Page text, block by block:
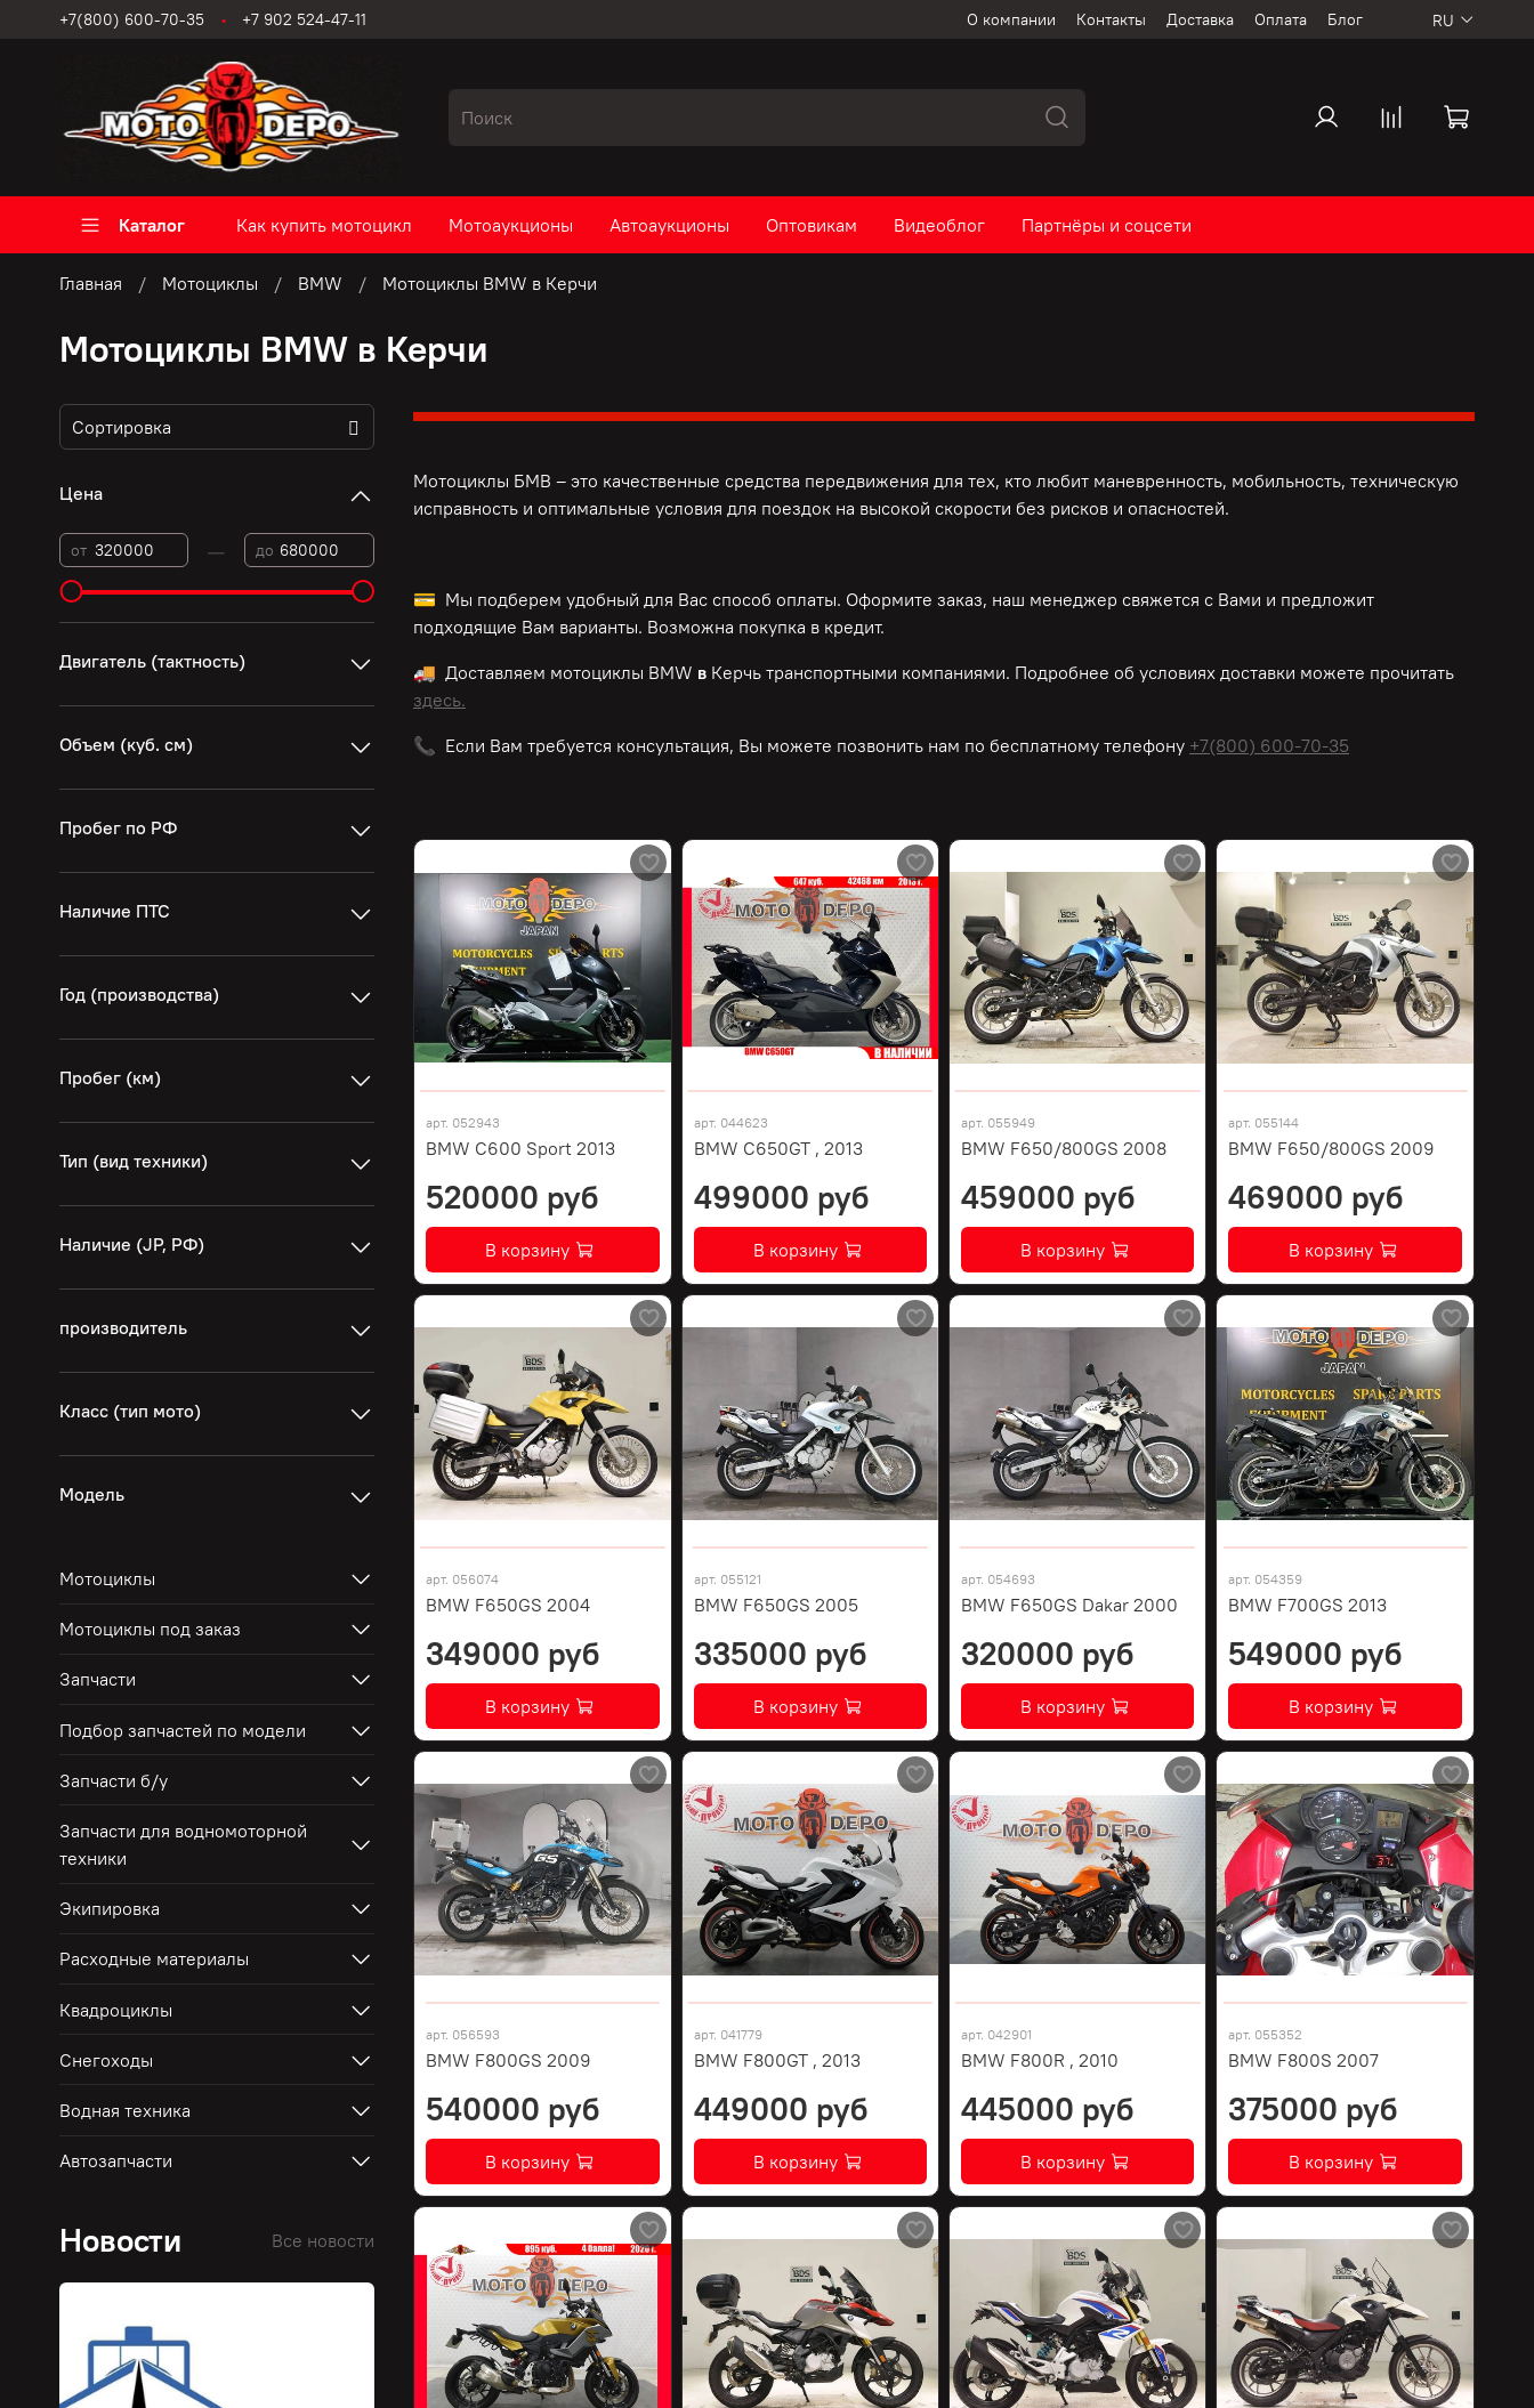
О компании Контакты Доставка Оплата Блог
+7(800) 600-70-35 +7 902 524-47-11 RU
Каталог Как купить мотоцикл Мотоаукционы Автоаукционы Оптовикам Видеоблог Партнёры и соцсети
Главная Мотоциклы BMW Мотоциклы BMW в Керчи
Мотоциклы BMW в Керчи
Мотоциклы БМВ – это качественные средства передвижения для тех, кто любит маневренность, мобильность, техническую
исправность и оптимальные условия для поездок на высокой скорости без рисков и опасностей.
💳 Мы подберем удобный для Вас способ оплаты. Оформите заказ, наш менеджер свяжется с Вами и предложит
подходящие Вам варианты. Возможна покупка в кредит.
🚚 Доставляем мотоциклы BMW в Керчь транспортными компаниями. Подробнее об условиях доставки можете прочитать
здесь.
📞 Если Вам требуется консультация, Вы можете позвонить нам по бесплатномутелефону +7(800) 600-70-35
арт. 052943
BMW C600 Sport 2013
520000 руб
В корзину
арт. 044623
BMW C650GT , 2013
499000 руб
В корзину
арт. 055949
BMW F650/800GS 2008
459000 руб
В корзину
арт. 055144
BMW F650/800GS 2009
469000 руб
В корзину
арт. 056074
BMW F650GS 2004
349000 руб
В корзину
арт. 055121
BMW F650GS 2005
335000 руб
В корзину
арт. 054693
BMW F650GS Dakar 2000
320000 руб
В корзину
арт. 054359
BMW F700GS 2013
549000 руб
В корзину
арт. 056593
BMW F800GS 2009
540000 руб
В корзину
арт. 041779
BMW F800GT , 2013
449000 руб
В корзину
арт. 042901
BMW F800R , 2010
445000 руб
В корзину
арт. 055352
BMW F800S 2007
375000 руб
В корзину
Цена
от — до
Двигатель (тактность)
Объем (куб. см)
Пробег по РФ
Наличие ПТС
Год (производства)
Пробег (км)
Тип (вид техники)
Наличие (JP, РФ)
производитель
Класс (тип мото)
Модель
Мотоциклы
Мотоциклы под заказ
Запчасти
Подбор запчастей по модели
Запчасти б/у
Запчасти для водномоторной
техники
Экипировка
Расходные материалы
Квадроциклы
Снегоходы
Водная техника
Автозапчасти
Новости Все новости